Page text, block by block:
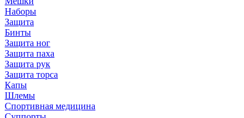
Наборы
Защита
Бинты
Защита ног
Защита паха
Защита рук
Защита торса
Капы
Шлемы
Спортивная медицина